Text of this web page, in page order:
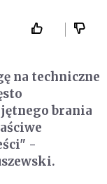
na techniczne
brania
-